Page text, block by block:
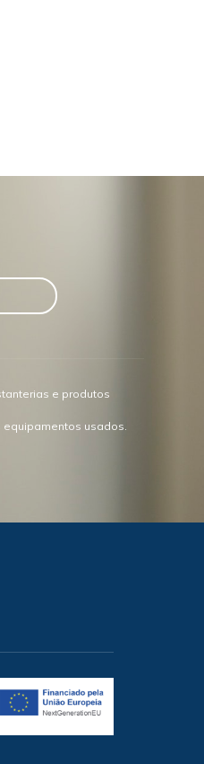
e produtos
equipamentos usados.